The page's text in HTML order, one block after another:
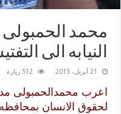
محمد الحمبولى
النيابه الى
21 أبريل، 2013 512 زيارة
اعرب محمدالحمبولى
لحقوق الانسان